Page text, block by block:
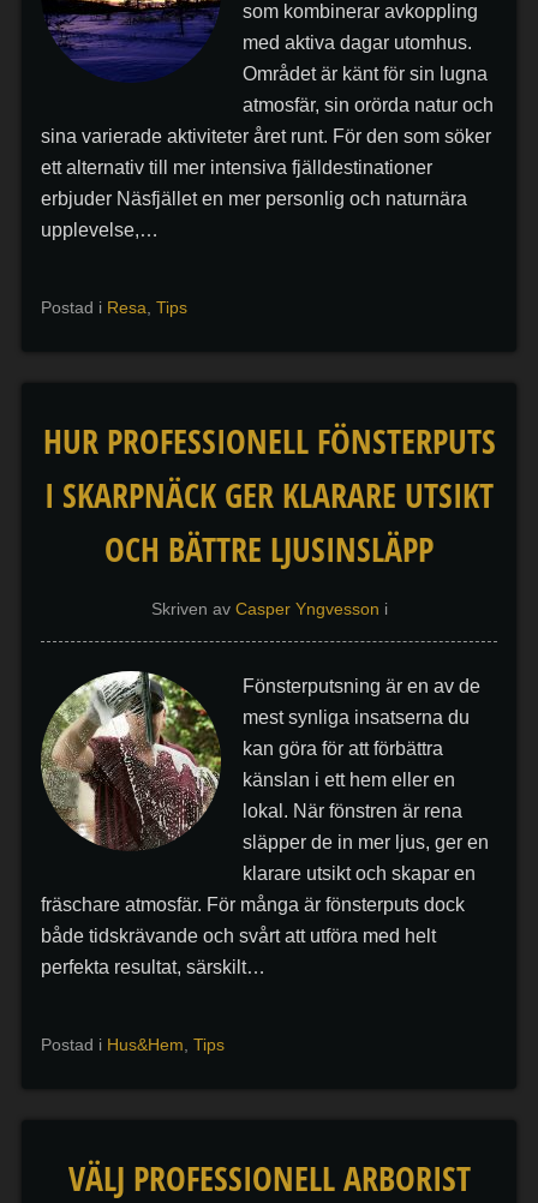
som kombinerar avkoppling
med aktiva dagar utomhus.
Området är känt för sin lugna
atmosfär, sin orörda natur och
sina varierade aktiviteter året runt. För den som söker
ett alternativ till mer intensiva fjälldestinationer
erbjuder Näsfjället en mer personlig och naturnära
upplevelse,…
Postad i Resa,Tips
HUR PROFESSIONELL FÖNSTERPUTS
I SKARPNÄCK GER KLARARE UTSIKT
OCH BÄTTRE LJUSINSLÄPP
Skriven av Casper Yngvesson i
Fönsterputsning är en av de
mest synliga insatserna du
kan göra för att förbättra
känslan i ett hem eller en
lokal. När fönstren är rena
släpper de in mer ljus, ger en
klarare utsikt och skapar en
fräschare atmosfär. För många är fönsterputs dock
både tidskrävande och svårt att utföra med helt
perfekta resultat, särskilt…
Postad i Hus&Hem,Tips
VÄLJ PROFESSIONELL ARBORIST